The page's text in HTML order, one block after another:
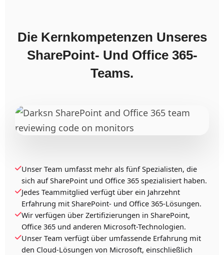
Die Kernkompetenzen Unseres
SharePoint- Und Office 365-
Teams.
Unser Team umfasst mehr als fünf Spezialisten, die
sich auf SharePoint und Office 365 spezialisiert haben.
Jedes Teammitglied verfügt über ein Jahrzehnt
Erfahrung mit SharePoint- und Office 365-Lösungen.
Wir verfügen über Zertifizierungen in SharePoint,
Office 365 und anderen Microsoft-Technologien.
Unser Team verfügt über umfassende Erfahrung mit
den Cloud-Lösungen von Microsoft, einschließlich